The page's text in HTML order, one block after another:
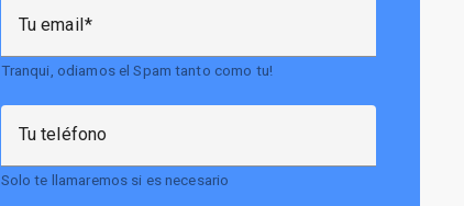
Tu email
Tranqui, odiamos el Spam tanto como tu!
Tu teléfono
Solo te llamaremos si es necesario